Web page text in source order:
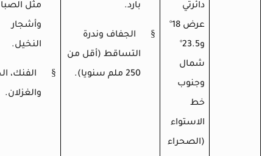
دائرتي
عرض 18
°
و23.5
°
شمال
وجنوب
خط
الاستواء
(الصحراء
بارد.
§
الجفاف وندرة
التساقط (أقل من
250 ملم سنويا).
مثل
وأشجار
§
الفنك،
والغزلان.